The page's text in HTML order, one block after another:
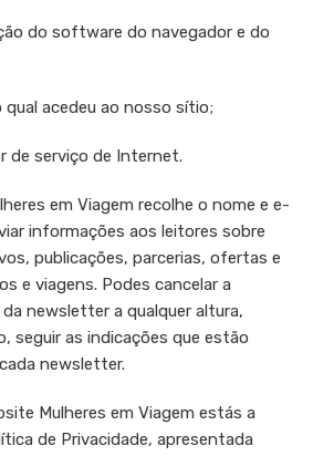
do software do navegador e do
qual acedeu ao nosso sítio;
de serviço de Internet.
em Viagem recolhe o nome e e-
informações aos leitores sobre
publicações, parcerias, ofertas e
e viagens. Podes cancelar a
newsletter a qualquer altura,
seguir as indicações que estão
newsletter.
Mulheres em Viagem estás a
de Privacidade, apresentada